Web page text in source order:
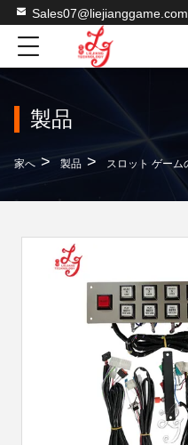
Sales07@liejianggame.com
製品
家へ > 製品 > スロット ゲーム